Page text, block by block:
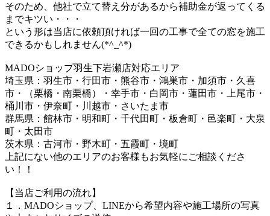
そのため、他社で立て替え分があるから補助金が返ってくる
までキツい・・・
という形は当店に依頼頂ければ一回の工事で全ての窓を施工
できるかもしれません(*^_^*)
MADOショップ羽生下岩瀬店対応エリア
埼玉県：羽生市・行田市・熊谷市・鴻巣市・加須市・久喜
市・（栗橋・南栗橋）・幸手市・白岡市・蓮田市・上尾市・
桶川市・伊奈町・川越市・さいたま市
群馬県：館林市・明和町・千代田町・板倉町・邑楽町・大泉
町・太田市
茨木県：古河市・野木町・五霞町・境町
上記にない他のエリアのお客様もお気軽にご相談くださ
い！！
【当店ご利用の流れ】
１．MADOショップ、LINEから希望内容や施工場所の写真